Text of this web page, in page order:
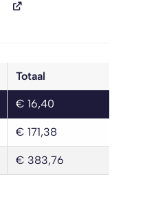
Totaal
€ 16,40
€ 171,38
€ 383,76